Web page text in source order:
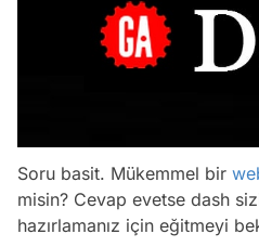
Soru basit. Mükemmel bir
misin? Cevap evetse dash
hazırlamanız için eğitmeyi